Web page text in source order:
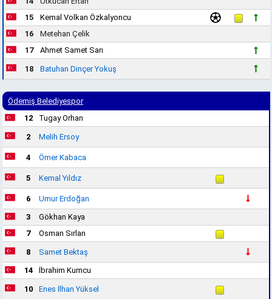
15
Kemal Volkan Özkalyoncu
16
Metehan Çelik
17
Ahmet Samet Sarı
18 Batuhan Dinçer Yokuş
Ödemiş Belediyespor
12
Tugay Orhan
2 Melih Ersoy
4 Ömer Kabaca
5 Kemal Yıldız
6
Umur Erdoğan
3
Gökhan Kaya
7
Osman Sırlan
8
Samet Bektaş
14
İbrahim Kumcu
10
Enes İlhan Yüksel